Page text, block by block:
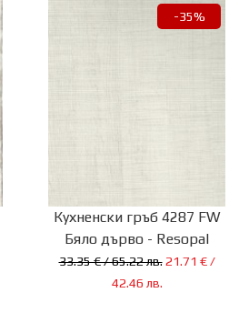
-35%
Кухненски гръб 4287 FW
Бяло дърво - Resopal
33.35 € / 65.22 лв. 21.71 € /
42.46 лв.